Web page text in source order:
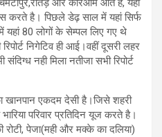
और कारेआम आते है, यहां
करते है। पिछले डेढ़ साल में यहां सिर्फ
यहां 80 लोगों के सेम्पल लिए गए थे
निगेटिव ही आई।वहीं दूसरी लहर
नही मिला नतीजा सभी रिपोर्ट
खानपान एकदम देसी है।जिसे शहरी
परिवार प्रतिदिन यूज करते है।
पेजा(मही और मक्के का दलिया)